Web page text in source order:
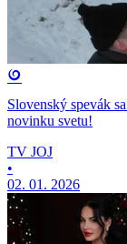
Slovenský spevák
novinku svetu!
TV JOJ
•
02. 01. 2026